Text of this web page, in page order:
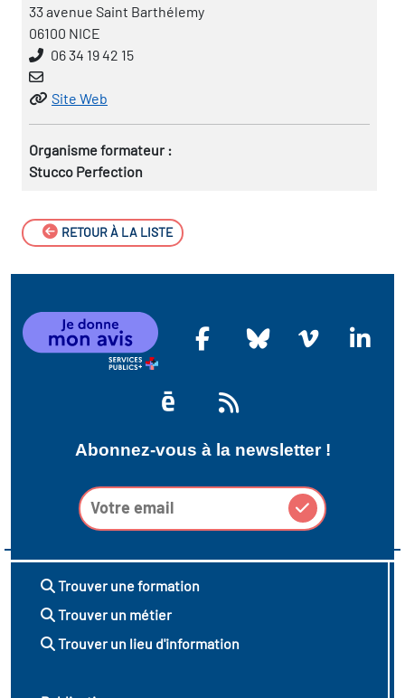
33 avenue Saint Barthélemy
06100 NICE
06 34 19 42 15
Site Web
Organisme formateur :
Stucco Perfection
RETOUR À LA LISTE
Abonnez-vous à la newsletter !
Trouver une formation
Trouver un métier
Trouver un lieu d'information